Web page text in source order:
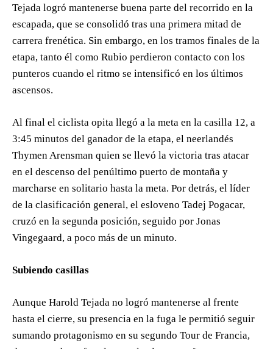
Tejada logró mantenerse buena parte del recorrido en la
escapada, que se consolidó tras una primera mitad de
carrera frenética. Sin embargo, en los tramos finales de la
etapa, tanto él como Rubio perdieron contacto con los
punteros cuando el ritmo se intensificó en los últimos
ascensos.
Al final el ciclista opita llegó a la meta en la casilla 12, a
3:45 minutos del ganador de la etapa, el neerlandés
Thymen Arensman quien se llevó la victoria tras atacar
en el descenso del penúltimo puerto de montaña y
marcharse en solitario hasta la meta. Por detrás, el líder
de la clasificación general, el esloveno Tadej Pogacar,
cruzó en la segunda posición, seguido por Jonas
Vingegaard, a poco más de un minuto.
Subiendo casillas
Aunque Harold Tejada no logró mantenerse al frente
hasta el cierre, su presencia en la fuga le permitió seguir
sumando protagonismo en su segundo Tour de Francia,